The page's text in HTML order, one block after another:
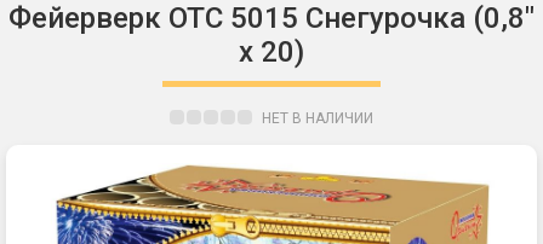
Фейерверк ОТС 5015 Снегурочка (0,8"
х 20)
НЕТ В НАЛИЧИИ